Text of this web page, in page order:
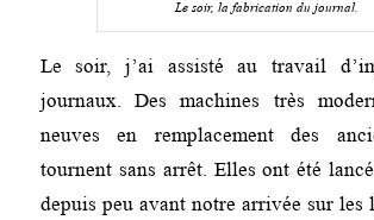
Le soir, la fabrication du journal.
Le soir, j’ai assisté au travail
journaux. Des machines très
neuves en remplacement des
tournent sans arrêt. Elles ont été
depuis peu avant notre arrivée sur les